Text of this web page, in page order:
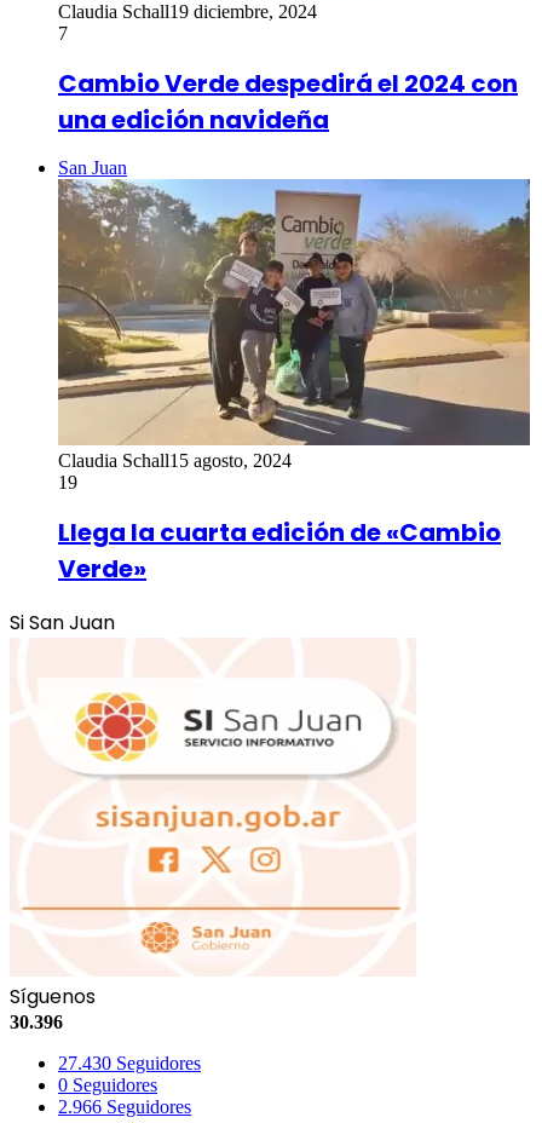
Claudia Schall19 diciembre, 2024
7
Cambio Verde despedirá el 2024 con
una edición navideña
San Juan
Claudia Schall15 agosto, 2024
19
Llega la cuarta edición de «Cambio
Verde»
Si San Juan
Síguenos
30.396
27.430 Seguidores
0 Seguidores
2.966 Seguidores